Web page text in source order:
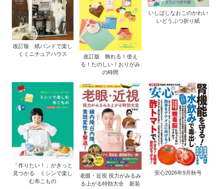
改訂版 紙バンドで楽し
くミニチュアハウス
改訂版 飾れる！使え
る！たのしい！おりがみ
の時間
いしばしなおこのかわい
いどうぶつ折り紙
「作りたい！」がきっと
見つかる ミシンで楽し
む布こもの
老眼・近視 視力がみるみ
る上がる特効大全 新装
安心2026年9月秋号